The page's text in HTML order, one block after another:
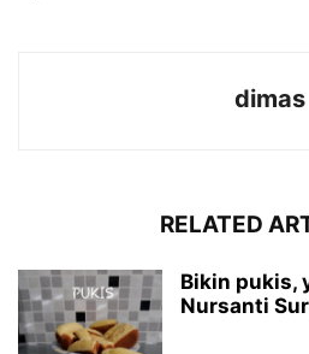
dimas
RELATED
Bikin pukis,
Nursanti